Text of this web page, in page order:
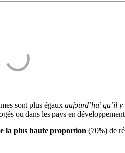
sont plus égaux aujourd’hui qu’il y
ou dans les pays en
la plus haute proportion (70%) de